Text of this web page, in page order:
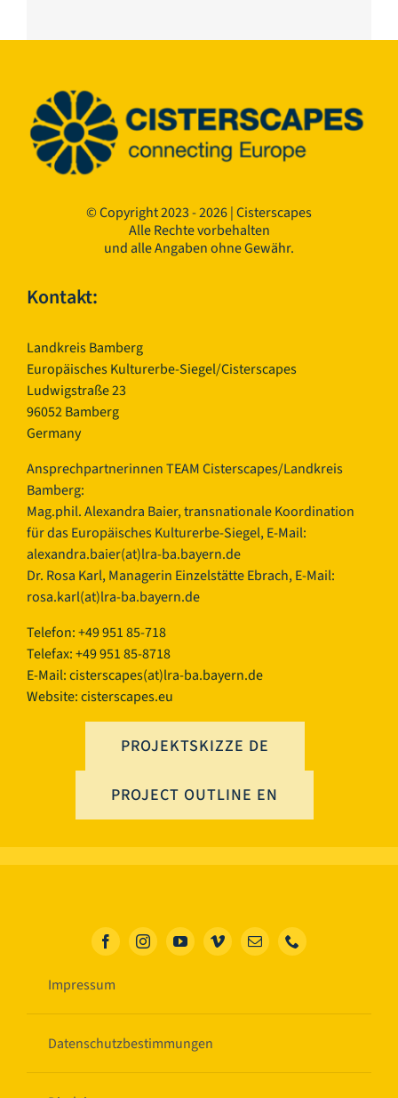
© Copyright 2023 - 2026 | Cisterscapes
Alle Rechte vorbehalten
und alle Angaben ohne Gewähr.
Kontakt:
Landkreis Bamberg
Europäisches Kulturerbe-Siegel/Cisterscapes
Ludwigstraße 23
96052 Bamberg
Germany
Ansprechpartnerinnen TEAM Cisterscapes/Landkreis
Bamberg:
Mag.phil. Alexandra Baier, transnationale Koordination
für das Europäisches Kulturerbe-Siegel, E-Mail:
alexandra.baier(at)lra-ba.bayern.de
Dr. Rosa Karl, Managerin Einzelstätte Ebrach, E-Mail:
rosa.karl(at)lra-ba.bayern.de
Telefon: +49 951 85-718
Telefax: +49 951 85-8718
E-Mail:cisterscapes(at)lra-ba.bayern.de
Website: cisterscapes.eu
PROJEKTSKIZZE DE
PROJECT OUTLINE EN
Impressum
Datenschutzbestimmungen